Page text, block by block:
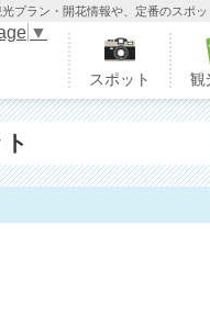
プラン・開花情報や、定番のスポ
スポット 観
▼